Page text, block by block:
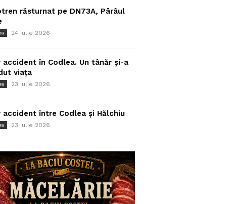
răsturnat pe DN73A, Pârâul
24 iulie 2026
accident în Codlea. Un tânăr și-a
viața
23 iulie 2026
accident între Codlea și Hălchiu
23 iulie 2026